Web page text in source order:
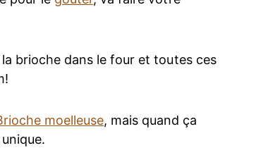
brioche dans le four et toutes ces
moelleuse, mais quand ça